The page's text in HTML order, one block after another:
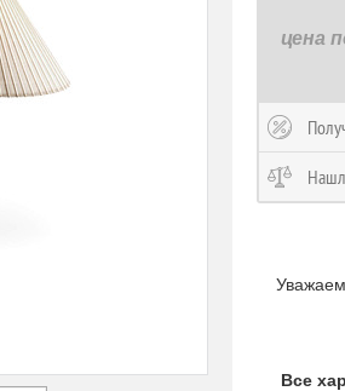
цена
Все